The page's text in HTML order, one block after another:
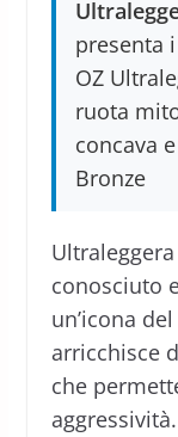
presenta
OZ
ruota
concava
Bronze
conosciuto
un’icona
arricchisce
che